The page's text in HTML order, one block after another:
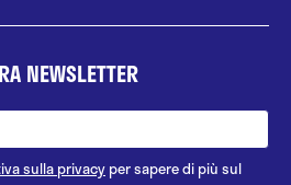
NEWSLETTER
sulla privacyper sapere di più sul